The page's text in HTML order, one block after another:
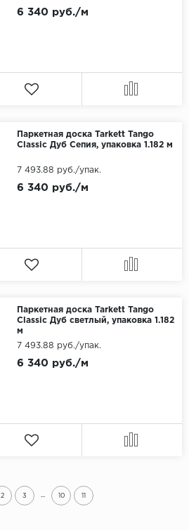
6 340 руб./м
Паркетная доска Tarkett Tango
Classic Дуб Сепия, упаковка 1.182 м
6 340 руб./м
7 493.88 руб./упак.
Паркетная доска Tarkett Tango
Classic Дуб светлый, упаковка 1.182
м
6 340 руб./м
7 493.88 руб./упак.
2 3 10